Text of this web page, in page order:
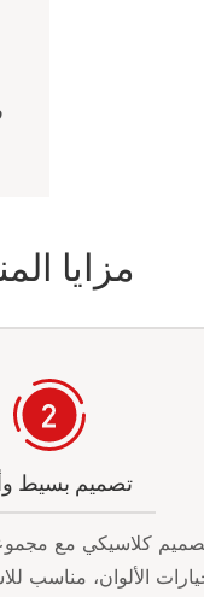
مزايا
تصميم بسيط
كلاسيكي مع
الألوان، مناسب